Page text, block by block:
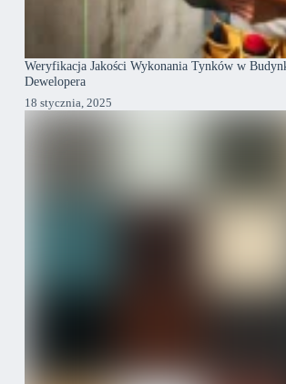
Weryfikacja Jakości Wykonania Tynków w
Dewelopera
18 stycznia, 2025